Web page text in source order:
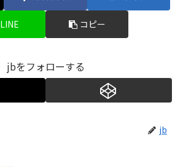
LINE コピー
jbをフォローする
jb